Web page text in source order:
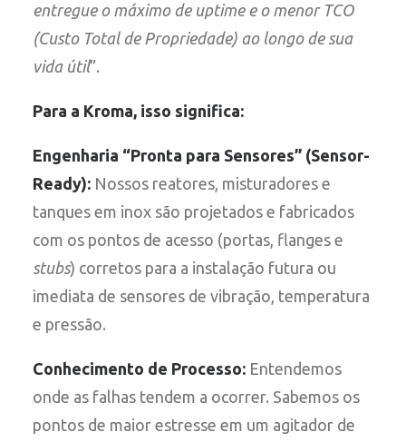
entregue o máximo de uptime e o menor TCO
(Custo Total de Propriedade) ao longo de sua
vida útil”.
Para a Kroma, isso significa:
Engenharia “Pronta para Sensores” (Sensor-
Ready): Nossos reatores, misturadores e
tanques em inox são projetados e fabricados
com os pontos de acesso (portas, flanges e
stubs) corretos para a instalação futura ou
imediata de sensores de vibração, temperatura
e pressão.
Conhecimento de Processo: Entendemos
onde as falhas tendem a ocorrer. Sabemos os
pontos de maior estresse em um agitador de